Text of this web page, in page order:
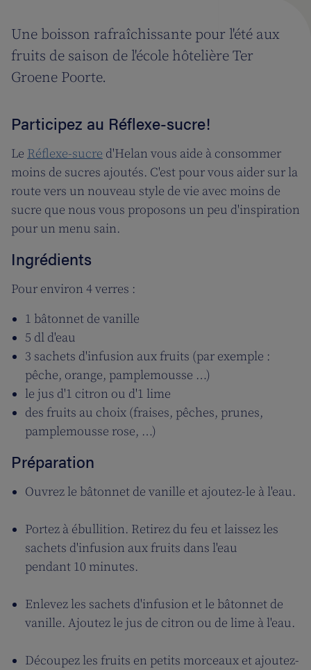
Une boisson rafraîchissante pour l'été aux
fruits de saison de l'école hôtelière Ter
Groene Poorte.
Participez au Réflexe-sucre!
Le Réflexe-sucre d'Helan vous aide à consommer
moins de sucres ajoutés. C'est pour vous aider sur la
route vers un nouveau style de vie avec moins de
sucre que nous vous proposons un peu d'inspiration
pour un menu sain.
Ingrédients
Pour environ 4 verres :
1 bâtonnet de vanille
5 dl d'eau
3 sachets d'infusion aux fruits (par exemple :
pêche, orange, pamplemousse …)
le jus d'1 citron ou d'1 lime
des fruits au choix (fraises, pêches, prunes,
pamplemousse rose, …)
Préparation
Ouvrez le bâtonnet de vanille et ajoutez-le à l'eau.
Portez à ébullition. Retirez du feu et laissez les
sachets d'infusion aux fruits dans l'eau
pendant 10 minutes.
Enlevez les sachets d'infusion et le bâtonnet de
vanille. Ajoutez le jus de citron ou de lime à l'eau.
Découpez les fruits en petits morceaux et ajoutez-